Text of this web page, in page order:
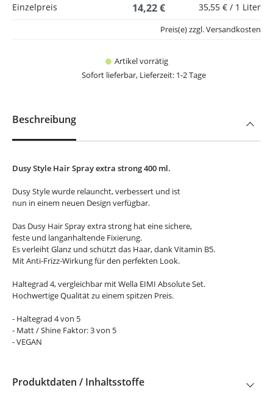
Einzelpreis
14,22 € 35,55 € / 1 Liter
Artikel vorrätig
Sofort lieferbar, Lieferzeit: 1-2 Tage
Preis(e) zzgl. Versandkosten
Beschreibung
Dusy Style Hair Spray extra strong 400 ml.
Dusy Style wurde relauncht, verbessert und ist
nun in einem neuen Design verfügbar.
Das Dusy Hair Spray extra strong hat eine sichere,
feste und langanhaltende Fixierung.
Es verleiht Glanz und schützt das Haar, dank Vitamin B5.
Mit Anti-Frizz-Wirkung für den perfekten Look.
Haltegrad 4, vergleichbar mit Wella EIMI Absolute Set.
Hochwertige Qualität zu einem spitzen Preis.
- Haltegrad 4 von 5
- Matt / Shine Faktor: 3 von 5
- VEGAN
Produktdaten / Inhaltsstoffe